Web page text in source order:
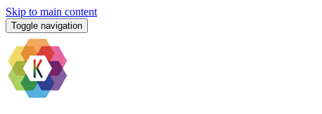
Skip to main content
Toggle navigation